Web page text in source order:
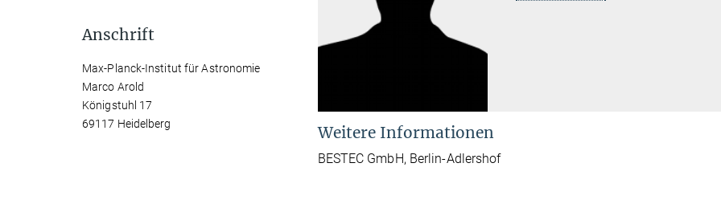
Weitere Informationen
BESTEC GmbH, Berlin-Adlershof
Anschrift
Max-Planck-Institut für Astronomie
Marco Arold
Königstuhl 17
69117 Heidelberg